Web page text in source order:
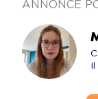
ANNONCE
Il